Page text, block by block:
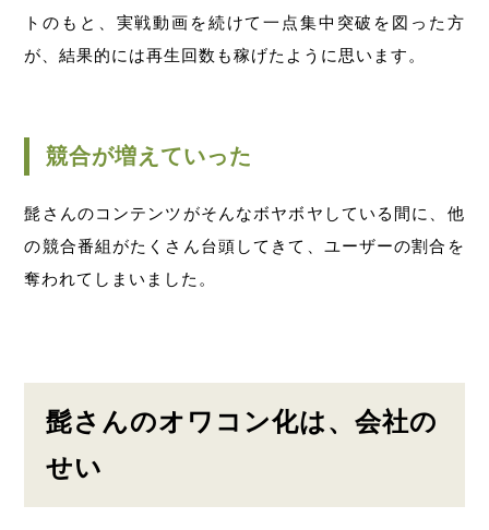
トのもと、実戦動画を続けて一点集中突破を図った方
が、結果的には再生回数も稼げたように思います。
競合が増えていった
髭さんのコンテンツがそんなボヤボヤしている間に、他
の競合番組がたくさん台頭してきて、ユーザーの割合を
奪われてしまいました。
髭さんのオワコン化は、会社の
せい